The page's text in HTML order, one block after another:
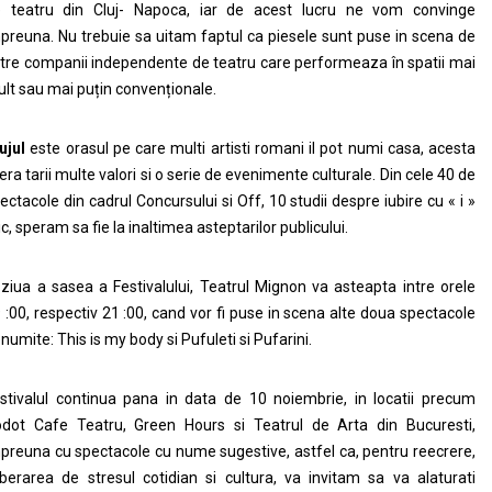
teatru din Cluj- Napoca, iar de acest lucru ne vom convinge
Nu trebuie sa uitam faptul ca piesele sunt puse in scena de
companii independente de teatru care performeaza în spatii mai
sau mai puțin convenționale.
este orasul pe care multi artisti romani il pot numi casa, acesta
tarii multe valori si o serie de evenimente culturale. Din cele 40 de
din cadrul Concursului si Off, 10 studii despre iubire cu « i »
speram sa fie la inaltimea asteptarilor publicului.
a sasea a Festivalului, Teatrul Mignon va asteapta intre orele
:00, respectiv 21 :00, cand vor fi puse in scena alte doua spectacole
This is my body si Pufuleti si Pufarini.
continua pana in data de 10 noiembrie, in locatii precum
Cafe Teatru, Green Hours si Teatrul de Arta din Bucuresti,
cu spectacole cu nume sugestive, astfel ca, pentru reecrere,
de stresul cotidian si cultura, va invitam sa va alaturati